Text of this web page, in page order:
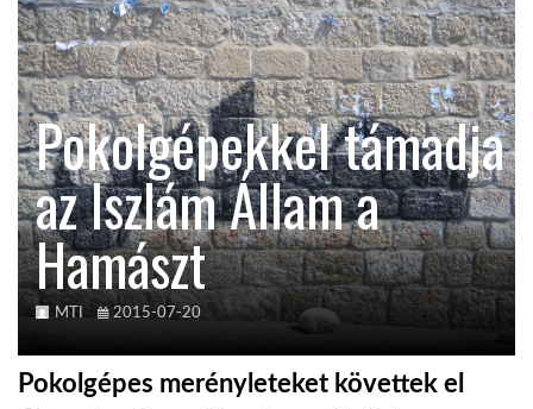
HÍR3D
TROPICALMAGAZIN
GLOBOTV
AFRIKA TUDÁSTÁR
A NAP SZÉPE
LINKTR.EE
Pokolgépekkel támadja
az Iszlám Állam a
Hamászt
MTI 2015-07-20
Pokolgépes merényleteket követtek el